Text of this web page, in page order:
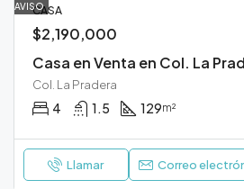
AVISOCASA
$2,190,000
Casa en Venta en Col. La
Col. La Pradera
4 1.5 129m²
Llamar Correo